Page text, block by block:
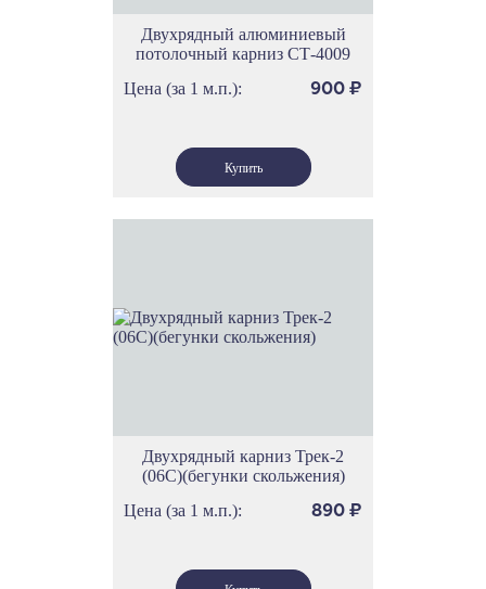
Двухрядный алюминиевый
потолочный карниз СТ-4009
Цена (за 1 м.п.):
900 ₽
Двухрядный карниз Трек-2
(06С)(бегунки скольжения)
Цена (за 1 м.п.):
890 ₽